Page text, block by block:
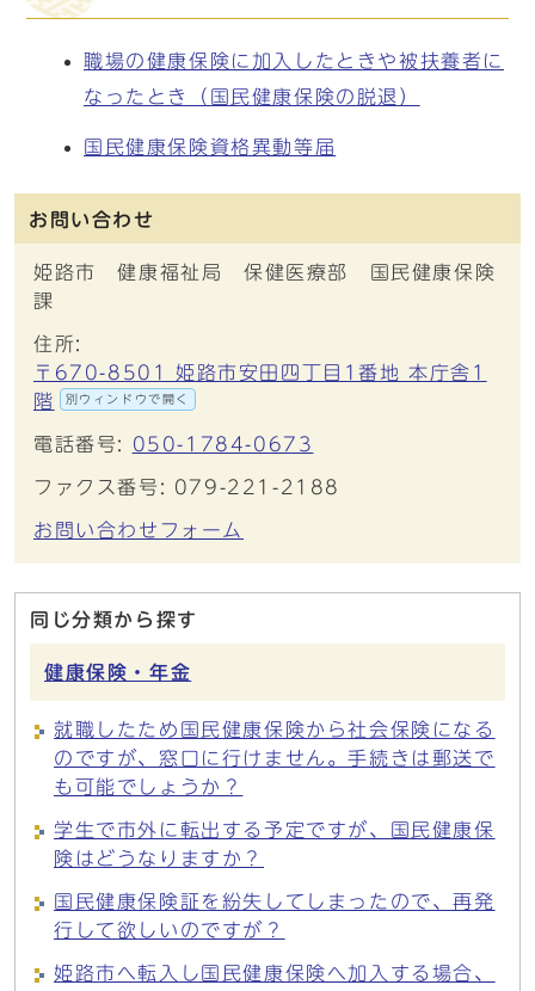
職場の健康保険に加入したときや被扶養者に
なったとき（国民健康保険の脱退）
国民健康保険資格異動等届
お問い合わせ
姫路市 健康福祉局 保健医療部 国民健康保険
課
住所:
〒670-8501 姫路市安田四丁目1番地 本庁舎1
階
別ウィンドウで開く
電話番号: 050-1784-0673
ファクス番号: 079-221-2188
お問い合わせフォーム
同じ分類から探す
健康保険・年金
就職したため国民健康保険から社会保険になる
のですが、窓口に行けません。手続きは郵送で
も可能でしょうか？
学生で市外に転出する予定ですが、国民健康保
険はどうなりますか？
国民健康保険証を紛失してしまったので、再発
行して欲しいのですが？
姫路市へ転入し国民健康保険へ加入する場合、